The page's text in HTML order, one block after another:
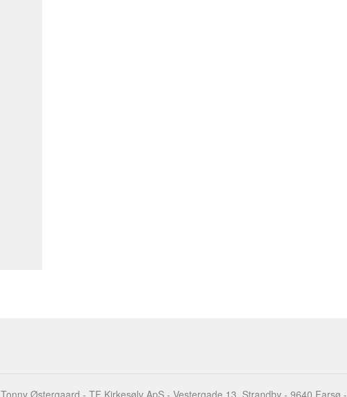
Tonny Østergaard - TF Kirkesølv ApS - Vestergade 13, Strandby - 9640 Farsø -